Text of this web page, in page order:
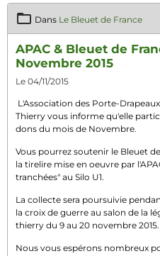
Dans Le Bleuet de France
APAC & Bleuet de
Novembre 2015
Le 04/11/2015
L'Association des Porte-
Thierry vous informe qu'elle
dons du mois de Novembre.
Vous pourrez soutenir le Bleuet
la tirelire mise en oeuvre par
tranchées" au Silo U1.
La collecte sera poursuivie
la croix de guerre au salon de la
thierry du 9 au 20 novembre 2015.
Nous vous espérons nombreux